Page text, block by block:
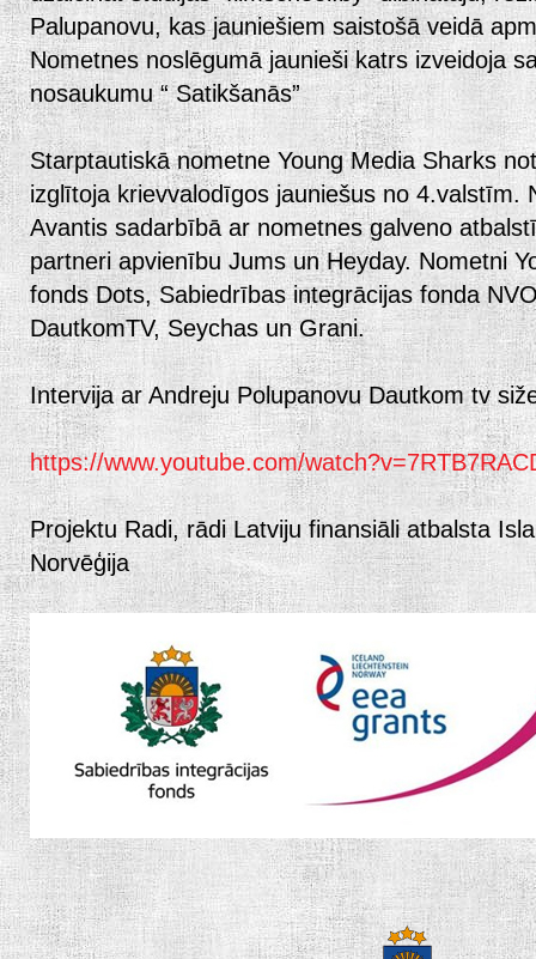
Palupanovu, kas jauniešiem saistošā veidā
Nometnes noslēgumā jaunieši katrs izveidoja
nosaukumu “ Satikšanās”
Starptautiskā nometne Young Media Sharks
izglītoja krievvalodīgos jauniešus no 4.valstīm.
Avantis sadarbībā ar nometnes galveno
partneri apvienību Jums un Heyday. Nometni
fonds Dots, Sabiedrības integrācijas fonda
DautkomTV, Seychas un Grani.
Intervija ar Andreju Polupanovu Dautkom tv
https://www.youtube.com/
Projektu Radi, rādi Latviju finansiāli atbalsta
Norvēģija